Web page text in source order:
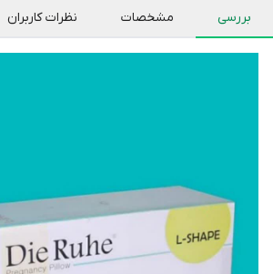
بررسی مشخصات نظرات کاربران